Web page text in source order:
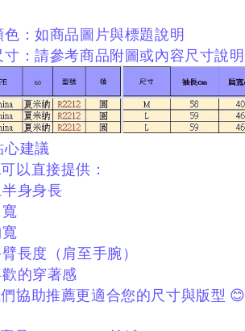
色：如商品圖片與標題說明
寸：請參考商品附圖或內容尺寸說明
心建議
以直接提供：
身身長
長度（肩至手腕）
的穿著感
協助推薦更適合您的尺寸與版型 😊